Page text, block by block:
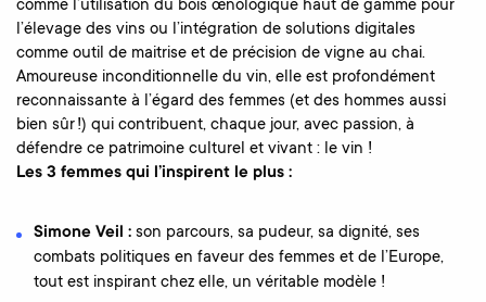
comme l’utilisation du bois œnologique haut de gamme pour
l’élevage des vins ou l’intégration de solutions digitales
comme outil de maitrise et de précision de vigne au chai.
Amoureuse inconditionnelle du vin, elle est profondément
reconnaissante à l’égard des femmes (et des hommes aussi
bien sûr !) qui contribuent, chaque jour, avec passion, à
défendre ce patrimoine culturel et vivant : le vin !
Les 3 femmes qui l’inspirent le plus :
Simone Veil : son parcours, sa pudeur, sa dignité, ses
combats politiques en faveur des femmes et de l’Europe,
tout est inspirant chez elle, un véritable modèle !